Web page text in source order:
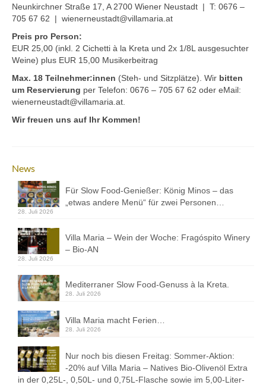
Neunkirchner Straße 17, A 2700 Wiener Neustadt | T: 0676 –
705 67 62 | wienerneustadt@villamaria.at
Preis pro Person:
EUR 25,00 (inkl. 2 Cichetti à la Kreta und 2x 1/8L ausgesuchter
Weine) plus EUR 15,00 Musikerbeitrag
Max. 18 Teilnehmer:innen (Steh- und Sitzplätze). Wir bitten
um Reservierung per Telefon: 0676 – 705 67 62 oder eMail:
wienerneustadt@villamaria.at.
Wir freuen uns auf Ihr Kommen!
News
Für Slow Food-Genießer: König Minos – das
„etwas andere Menü“ für zwei Personen…
28. Juli 2026
Villa Maria – Wein der Woche: Fragóspito Winery
– Bio-AN
28. Juli 2026
Mediterraner Slow Food-Genuss à la Kreta.
28. Juli 2026
Villa Maria macht Ferien…
28. Juli 2026
Nur noch bis diesen Freitag: Sommer-Aktion:
-20% auf Villa Maria – Natives Bio-Olivenöl Extra
in der 0,25L-, 0,50L- und 0,75L-Flasche sowie im 5,00-Liter-